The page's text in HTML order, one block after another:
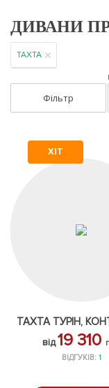
ДИВАНИ
ТАХТА
Фільтр
ХІТ
ТАХТА ТУРІН,
від19 310
ВІДГУКІВ: 1